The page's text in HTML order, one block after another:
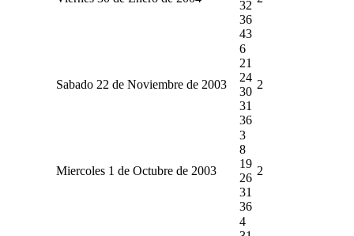
32
36
43
Sabado 22 de Noviembre de 2003
6
21
24
30
31
36
2
Miercoles 1 de Octubre de 2003
3
8
19
26
31
36
2
4